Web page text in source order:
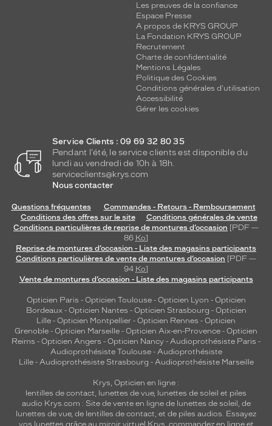
Les preuves de la confiance
Espace Presse
A propos de KRYS GROUP
La Fondation KRYS GROUP
Recrutement
Charte de confidentialité
Mentions Légales
Politique des Cookies
Conditions générales d'utilisation
Accessibilité
Gérer les cookies
Service Clients : 09 69 32 80 35
Pendant l'été, le service clients est disponible du
lundi au vendredi de 10h à 18h.
serviceclients@krys.com
Nous contacter
Questions fréquentes
Commandes - Retours - Remboursement
Conditions des offres sur le site
Conditions générales de vente
Conditions particulières de reprise de montures d’occasion [PDF —
86 Ko]
Reprise de montures d’occasion - Liste des magasins participants
Conditions particulières de vente de montures d’occasion [PDF —
94 Ko]
Vente de montures d’occasion - Liste des magasins participants
Opticien Paris - Opticien Toulouse- Opticien Lyon - Opticien
Bordeaux- Opticien Nantes - Opticien Strasbourg - Opticien
Lille - Opticien Montpellier - Opticien Rennes - Opticien
Grenoble - Opticien Marseille - Opticien Aix-en-Provence - Opticien
Reims - Opticien Angers - Opticien Nancy - Audioprothésiste Paris -
Audioprothésiste Toulouse- Audioprothésiste
Lille- Audioprothésiste Strasbourg - Audioprothésiste Marseille
Krys, Opticien en ligne :
lentilles de contact lunettes de vue, lunettes de soleil et piles
audio Krys.com : Site de vente en ligne de lunettes de soleil, de
lunettes de vue, de lentilles de contact , et de piles audios. Essayez
vos lunettes grâce au miroir virtuel Krys, commandez en ligne et